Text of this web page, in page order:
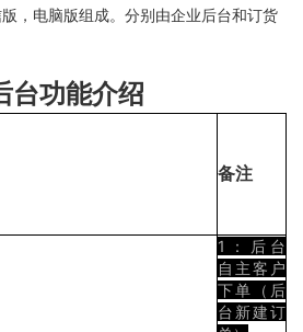
，电脑版组成。分别由企业后台和订货
台功能介绍
备注
1：后台
自主客户
下单（后
台新建订